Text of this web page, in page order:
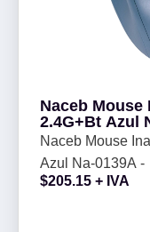
Naceb Mouse
2.4G+Bt Azul
Naceb Mouse
Azul Na-0139A -
$205.15 + IVA